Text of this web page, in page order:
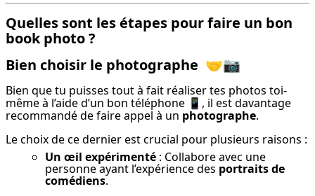
Quelles sont les étapes pour faire un bon
book photo ?
Bien choisir le photographe 🤝📷
Bien que tu puisses tout à fait réaliser tes photos toi-
même à l’aide d’un bon téléphone 📱, il est davantage
recommandé de faire appel à un photographe.
Le choix de ce dernier est crucial pour plusieurs raisons :
Un œil expérimenté : Collabore avec une
personne ayant l’expérience des portraits de
comédiens.